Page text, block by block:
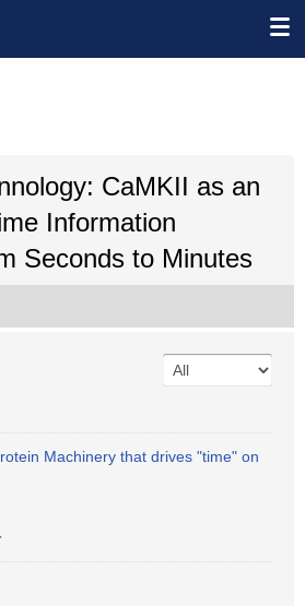
CaMKII as an
Information
Seconds to Minutes
Machinery that drives "time" on